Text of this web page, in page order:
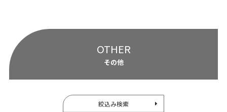
OTHER
その他
絞込み検索